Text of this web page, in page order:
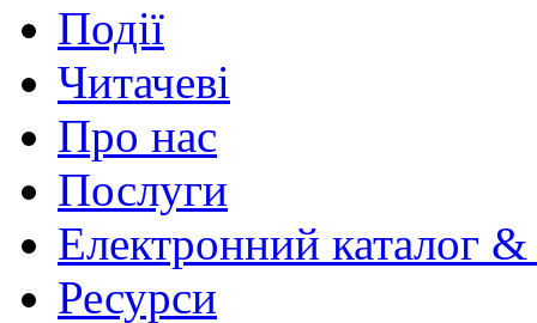
Події
Читачеві
Про нас
Послуги
Електронний каталог
Ресурси